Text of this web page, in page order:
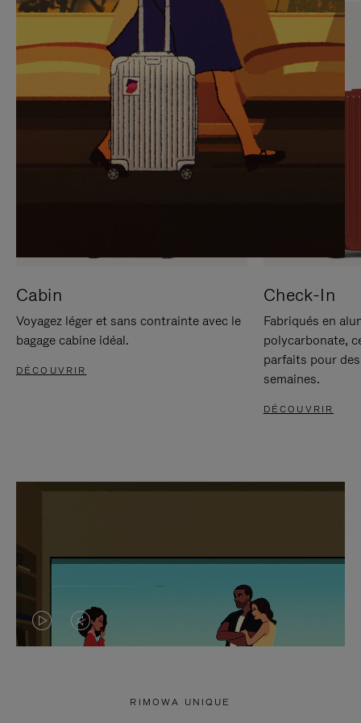
SUR
POUR
METTRE
PAUSE
VEUILLEZ
CLIQUER
POUR
RÉACTIVER
LE
SON
Cabin
Voyagez léger et sans contrainte avec le
bagage cabine idéal.
DÉCOUVRIR
Check-In
Fabriqués en
polycarbonate,
parfaits pour
semaines.
DÉCOUVRIR
LA LE
RIMOWA UNIQUE